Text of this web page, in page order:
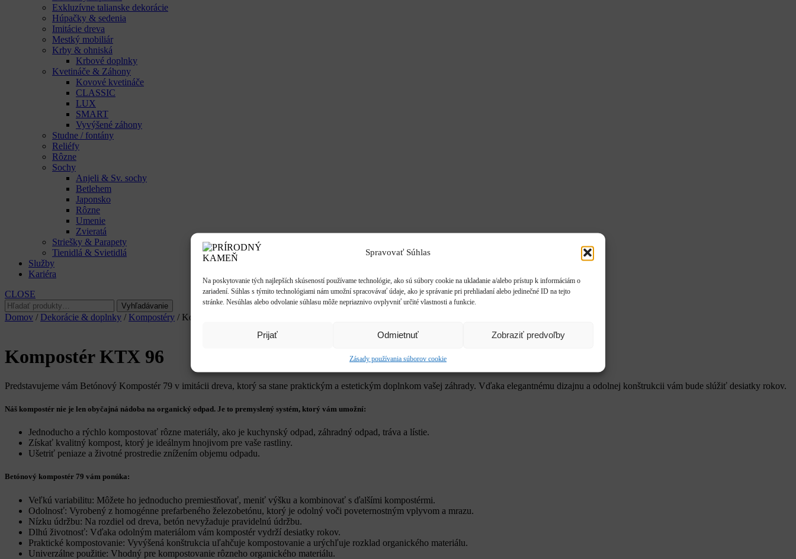
Spravovať Súhlas
Na poskytovanie tých najlepších skúseností používame technológie, ako sú súbory cookie na ukladanie a/alebo prístup k informáciám o
zariadení. Súhlas s týmito technológiami nám umožní spracovávať údaje, ako je správanie pri prehliadaní alebo jedinečné ID na tejto
stránke. Nesúhlas alebo odvolanie súhlasu môže nepriaznivo ovplyvniť určité vlastnosti a funkcie.
Prijať Odmietnuť Zobraziť predvoľby
Zásady používania súborov cookie
Exkluzívne talianske dekorácie
Húpačky & sedenia
Imitácie dreva
Mestký mobiliár
Krby & ohniská
Krbové doplnky
Kvetináče & Záhony
Kovové kvetináče
CLASSIC
LUX
SMART
Vyvýšené záhony
Studne / fontány
Reliéfy
Rôzne
Sochy
Anjeli & Sv. sochy
Betlehem
Japonsko
Rôzne
Umenie
Zvieratá
Striešky & Parapety
Tienidlá & Svietidlá
Služby
Kariéra
CLOSE
Hľadať:
Vyhľadávanie
Domov / Dekorácie & doplnky / Kompostéry / Kompostér KTX 96
Kompostér KTX 96
Predstavujeme vám Betónový Kompostér 79 v imitácii dreva, ktorý sa stane praktickým a estetickým doplnkom vašej záhrady. Vďaka elegantnému dizajnu a odolnej konštrukcii vám bude slúžiť desiatky rokov.
Náš kompostér nie je len obyčajná nádoba na organický odpad. Je to premyslený systém, ktorý vám umožní:
Jednoducho a rýchlo kompostovať rôzne materiály, ako je kuchynský odpad, záhradný odpad, tráva a lístie.
Získať kvalitný kompost, ktorý je ideálnym hnojivom pre vaše rastliny.
Ušetriť peniaze a životné prostredie znížením objemu odpadu.
Betónový kompostér 79 vám ponúka:
Veľkú variabilitu: Môžete ho jednoducho premiestňovať, meniť výšku a kombinovať s ďalšími kompostérmi.
Odolnosť: Vyrobený z homogénne prefarbeného železobetónu, ktorý je odolný voči poveternostným vplyvom a mrazu.
Nízku údržbu: Na rozdiel od dreva, betón nevyžaduje pravidelnú údržbu.
Dlhú životnosť: Vďaka odolným materiálom vám kompostér vydrží desiatky rokov.
Praktické kompostovanie: Vyvýšená konštrukcia uľahčuje kompostovanie a urýchľuje rozklad organického materiálu.
Univerzálne použitie: Vhodný pre kompostovanie rôzneho organického materiálu.